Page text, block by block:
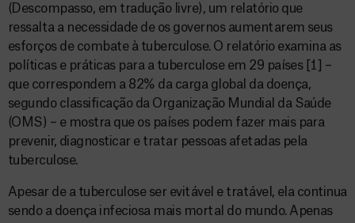
(Descompasso, em tradução livre), um relatório que
ressalta a necessidade de os governos aumentarem seus
esforços de combate à tuberculose. O relatório examina as
políticas e práticas para a tuberculose em 29 países [1] –
que correspondem a 82% da carga global da doença,
segundo classificação da Organização Mundial da Saúde
(OMS) – e mostra que os países podem fazer mais para
prevenir, diagnosticar e tratar pessoas afetadas pela
tuberculose.
Apesar de a tuberculose ser evitável e tratável, ela continua
sendo a doença infeciosa mais mortal do mundo. Apenas